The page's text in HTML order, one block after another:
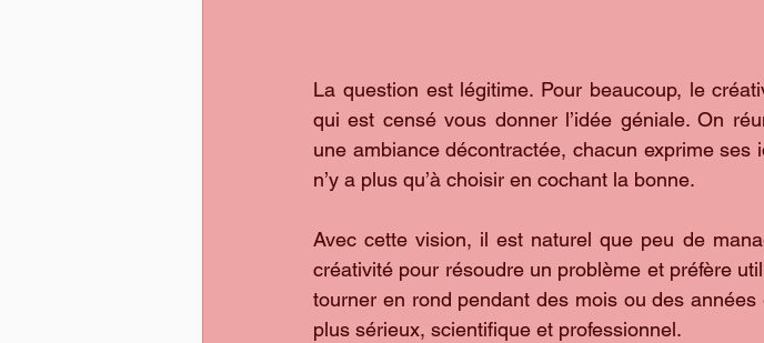
La question est légitime. Pour beaucoup, le
qui est censé vous donner l’idée géniale. On
une ambiance décontractée, chacun exprime
n’y a plus qu’à choisir en cochant la bonne.
Avec cette vision, il est naturel que peu de
créativité pour résoudre un problème et préfère
tourner en rond pendant des mois ou des années
plus sérieux, scientifique et professionnel.